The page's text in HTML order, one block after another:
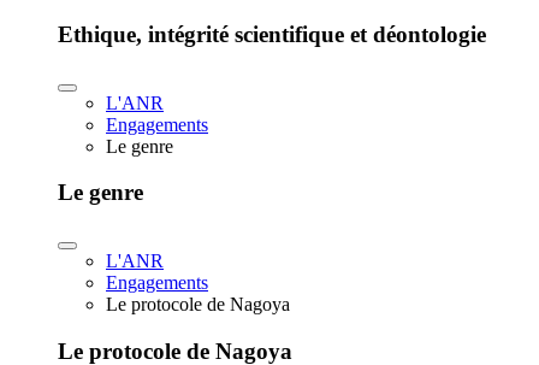
Ethique, intégrité scientifique et déontologie
L'ANR
Engagements
Le genre
Le genre
L'ANR
Engagements
Le protocole de Nagoya
Le protocole de Nagoya